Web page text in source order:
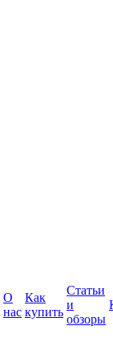
О
нас
Как
купить
Статьи
и
обзоры